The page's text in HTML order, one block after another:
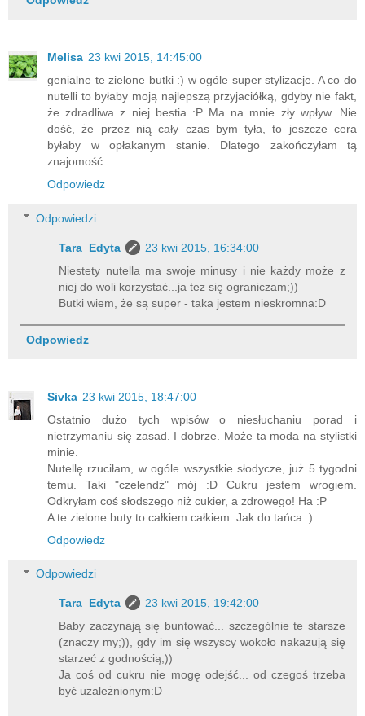
Melisa 23 kwi 2015, 14:45:00
genialne te zielone butki :) w ogóle super stylizacje. A co do
nutelli to byłaby moją najlepszą przyjaciółką, gdyby nie fakt,
że zdradliwa z niej bestia :P Ma na mnie zły wpływ. Nie
dość, że przez nią cały czas bym tyła, to jeszcze cera
byłaby w opłakanym stanie. Dlatego zakończyłam tą
znajomość.
Odpowiedz
Odpowiedzi
Tara_Edyta
23 kwi 2015, 16:34:00
Niestety nutella ma swoje minusy i nie każdy może z
niej do woli korzystać...ja tez się ograniczam;))
Butki wiem, że są super - taka jestem nieskromna:D
Odpowiedz
Sivka 23 kwi 2015, 18:47:00
Ostatnio dużo tych wpisów o niesłuchaniu porad i
nietrzymaniu się zasad. I dobrze. Może ta moda na stylistki
minie.
Nutellę rzuciłam, w ogóle wszystkie słodycze, już 5 tygodni
temu. Taki "czelendż" mój :D Cukru jestem wrogiem.
Odkryłam coś słodszego niż cukier, a zdrowego! Ha :P
A te zielone buty to całkiem całkiem. Jak do tańca :)
Odpowiedz
Odpowiedzi
Tara_Edyta
23 kwi 2015, 19:42:00
Baby zaczynają się buntować... szczególnie te starsze
(znaczy my;)), gdy im się wszyscy wokoło nakazują się
starzeć z godnością;))
Ja coś od cukru nie mogę odejść... od czegoś trzeba
być uzależnionym:D